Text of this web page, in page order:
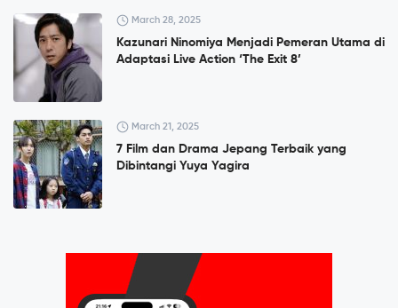
March 28, 2025
Kazunari Ninomiya Menjadi Pemeran Utama di
Adaptasi Live Action ‘The Exit 8’
March 21, 2025
7 Film dan Drama Jepang Terbaik yang
Dibintangi Yuya Yagira